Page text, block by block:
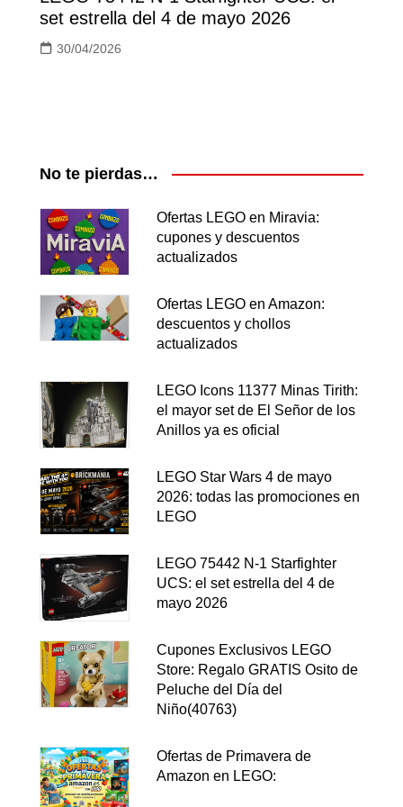
set estrella del 4 de mayo 2026
30/04/2026
No te pierdas…
Ofertas LEGO en Miravia:
cupones y descuentos
actualizados
Ofertas LEGO en Amazon:
descuentos y chollos
actualizados
LEGO Icons 11377 Minas Tirith:
el mayor set de El Señor de los
Anillos ya es oficial
LEGO Star Wars 4 de mayo
2026: todas las promociones en
LEGO
LEGO 75442 N-1 Starfighter
UCS: el set estrella del 4 de
mayo 2026
Cupones Exclusivos LEGO
Store: Regalo GRATIS Osito de
Peluche del Día del
Niño(40763)
Ofertas de Primavera de
Amazon en LEGO: